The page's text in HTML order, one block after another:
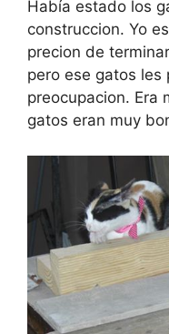
Había estado los
construccion. Yo
precion de
pero ese gatos les
preocupacion. Era
gatos eran muy